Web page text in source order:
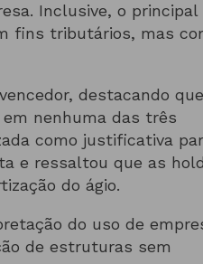
Inclusive, o principal
fins tributários, mas
destacando
nenhuma das três
como justificativa
e ressaltou que as
do ágio.
do uso de
de estruturas sem